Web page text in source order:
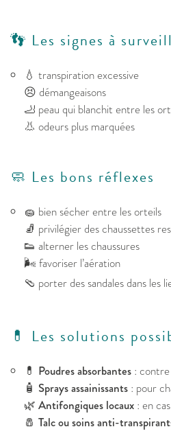
👣 Les signes à
💧 transpiration excessive
😣 démangeaisons
🦶 peau qui blanchit entre les
👃 odeurs plus marquées
🧼 Les bons réflexes
🧽 bien sécher entre les orteils
🧦 privilégier des chaussettes
👟 alterner les chaussures
🌬️ favoriser l’aération
🩴 porter des sandales dans les
💊 Les solutions
💊 Poudres absorbantes :
🧴 Sprays assainissants : pour
🌿 Antifongiques locaux : en
🧂 Talc ou soins anti-